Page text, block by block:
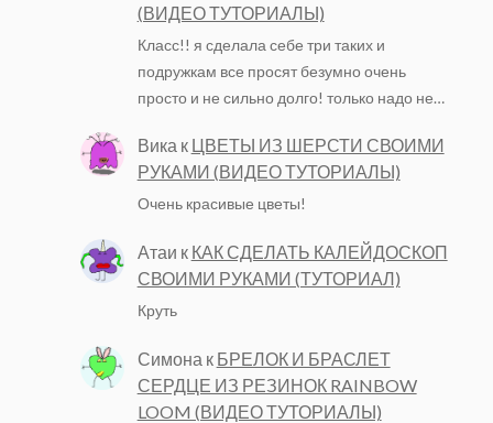
(ВИДЕО ТУТОРИАЛЫ)
Класс!! я сделала себе три таких и
подружкам все просят безумно очень
просто и не сильно долго! только надо не…
Вика к ЦВЕТЫ ИЗ ШЕРСТИ СВОИМИ
РУКАМИ (ВИДЕО ТУТОРИАЛЫ)
Очень красивые цветы!
Атаи к КАК СДЕЛАТЬ КАЛЕЙДОСКОП
СВОИМИ РУКАМИ (ТУТОРИАЛ)
Круть
Симона к БРЕЛОК И БРАСЛЕТ
СЕРДЦЕ ИЗ РЕЗИНОК RAINBOW
LOOM (ВИДЕО ТУТОРИАЛЫ)